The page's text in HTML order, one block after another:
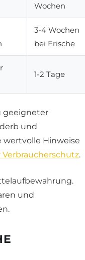
Wochen
3-4 Wochen
bei Frische
1-2 Tage
geeigneter
und
Hinweise
.